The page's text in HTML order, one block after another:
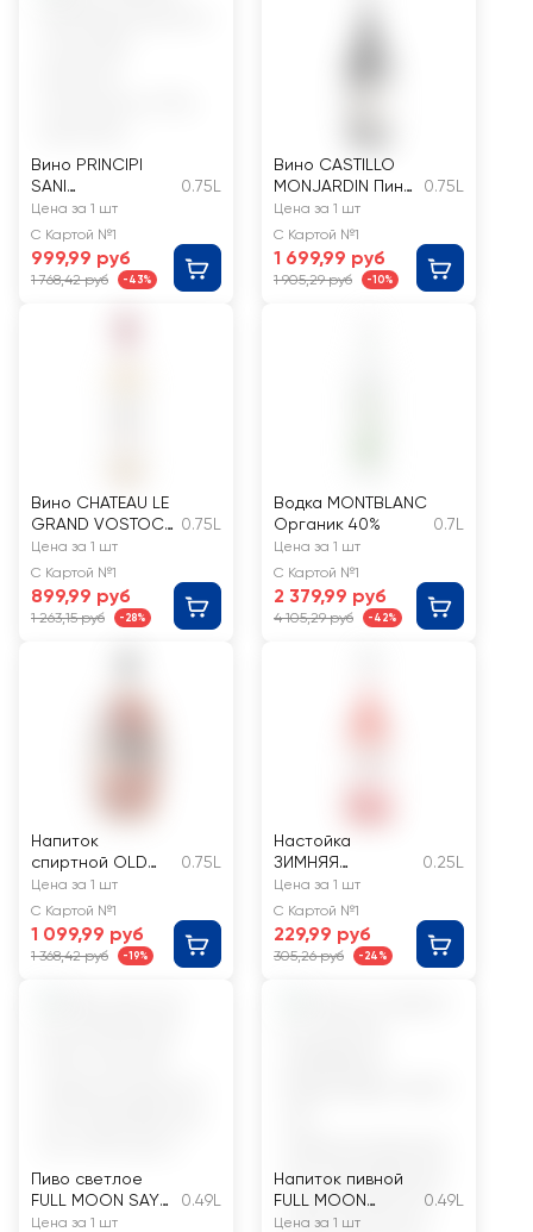
Вино PRINCIPI
SANI
Appassimento
сортовое
красное
полусухое
0.75L
Цена за 1 шт
С Картой №1
999,99 руб
1 768,42 руб -43%
Вино CASTILLO
MONJARDIN Пино
Нуар Эль Сересо
выдержанное
красное сухое
0.75L
Цена за 1 шт
С Картой №1
1 699,99 руб
1 905,29 руб -10%
Вино CHATEAU LE
GRAND VOSTOCK
Фаготин
Российское
Кубань розовое
полусладкое
0.75L
Цена за 1 шт
С Картой №1
899,99 руб
1 263,15 руб -28%
Водка MONTBLANC
Органик 40%
0.7L
Цена за 1 шт
С Картой №1
2 379,99 руб
4 105,29 руб -42%
Напиток
спиртной OLD
CASK ХХХ 40%
0.75L
Цена за 1 шт
С Картой №1
1 099,99 руб
1 368,42 руб -19%
Настойка
ЗИМНЯЯ
ДЕРЕВЕНЬКА
Клюква 19%,
сладкая
0.25L
Цена за 1 шт
С Картой №1
229,99 руб
305,26 руб -24%
Пиво светлое
FULL MOON SAY
PLAY COLD IPA
0.49L
Цена за 1 шт
Напиток пивной
FULL MOON
SUMMERLAY
0.49L
Цена за 1 шт